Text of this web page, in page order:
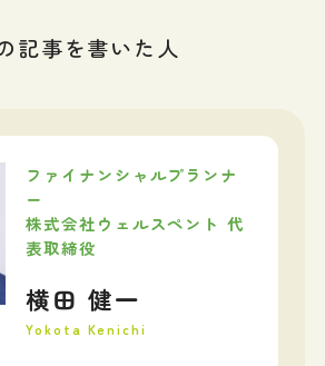
記事を書いた人
ファイナンシャルプランナ
ー
株式会社ウェルスペント 代
表取締役
横田 健一
Yokota Kenichi